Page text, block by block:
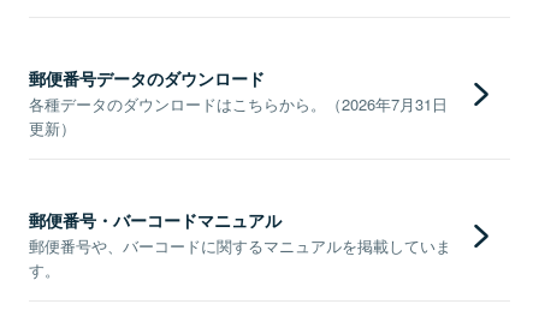
郵便番号データのダウンロード
各種データのダウンロードはこちらから。（2026年7月31日
更新）
郵便番号・バーコードマニュアル
郵便番号や、バーコードに関するマニュアルを掲載していま
す。